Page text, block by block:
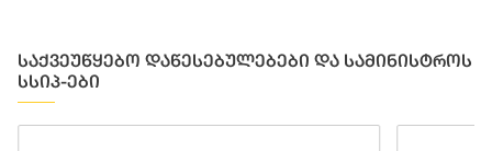
საქვეუწყებო დაწესებულებები და სამინისტროს
სსიპ-ები